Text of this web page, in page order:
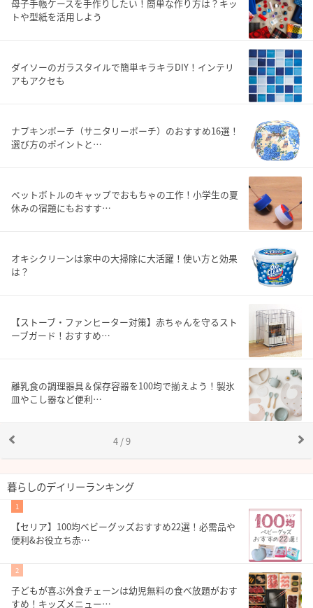
母子手帳ケースを手作りしたい！簡単な作り方は？キッ
トや型紙を活用しよう
ダイソーのガラスタイルで簡単キラキラDIY！インテリ
アもアクセも
ナプキンポーチ（サニタリーポーチ）のおすすめ16選！
選び方のポイントと…
ペットボトルのキャップでおもちゃの工作！小学生の夏
休みの宿題にもおすす…
オキシクリーンは家中の大掃除に大活躍！使い方と効果
は？
【ストーブ・ファンヒーター対策】赤ちゃんを守るスト
ーブガード！おすすめ…
離乳食の調理器具＆保存容器を100均で揃えよう！製氷
皿やこし器など便利…
4 / 9
暮らしのデイリーランキング
1
【セリア】100均ベビーグッズおすすめ22選！必需品や
便利&お役立ち赤…
2
子どもが喜ぶ外食チェーンは幼児無料の食べ放題がおす
すめ！キッズメニュー…